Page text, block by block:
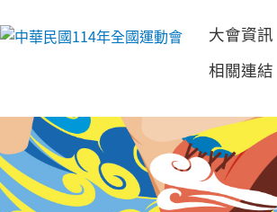
跳到主要內容
大會資訊
相關連結